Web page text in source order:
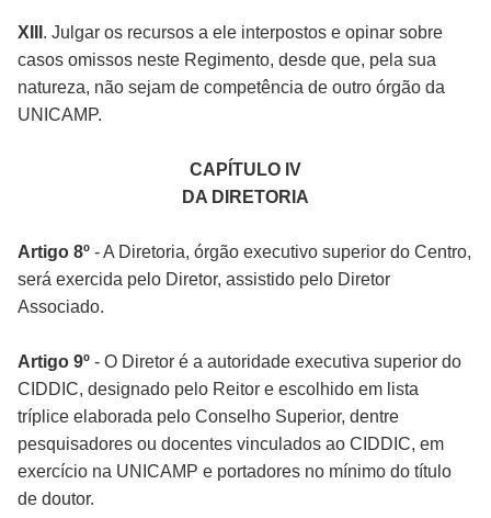
XIII . Julgar os recursos a ele interpostos e opinar sobre
casos omissos neste Regimento, desde que, pela sua
natureza, não sejam de competência de outro órgão da
UNICAMP.
CAPÍTULO IV
DA DIRETORIA
Artigo 8º - A Diretoria, órgão executivo superior do Centro,
será exercida pelo Diretor, assistido pelo Diretor
Associado.
Artigo 9º - O Diretor é a autoridade executiva superior do
CIDDIC, designado pelo Reitor e escolhido em lista
tríplice elaborada pelo Conselho Superior, dentre
pesquisadores ou docentes vinculados ao CIDDIC, em
exercício na UNICAMP e portadores no mínimo do título
de doutor.